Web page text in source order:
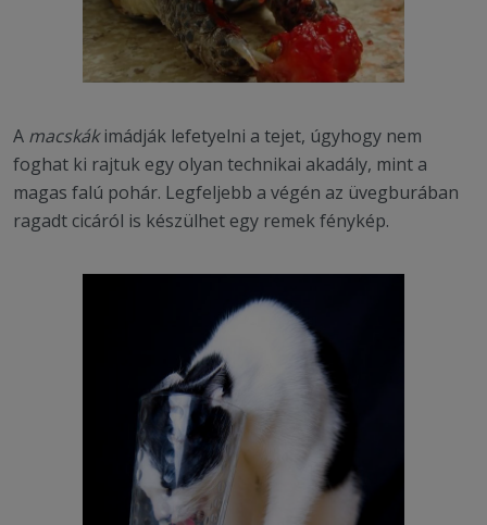
A macskákimádják lefetyelni a tejet, úgyhogy nem
foghat ki rajtuk egy olyan technikai akadály, mint a
magas falú pohár. Legfeljebb a végén az üvegburában
ragadt cicáról is készülhet egy remek fénykép.